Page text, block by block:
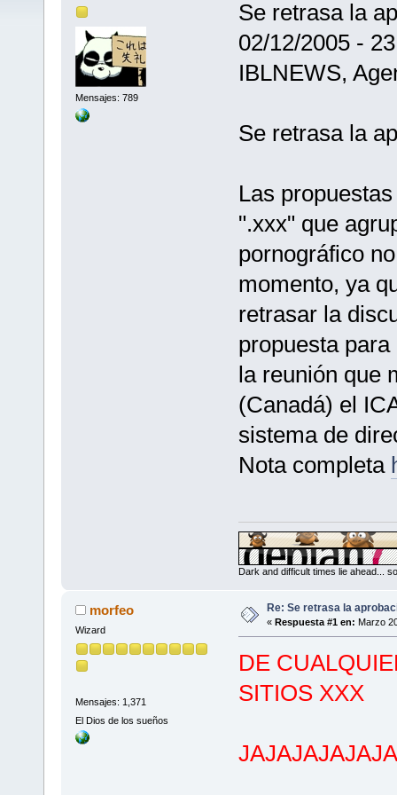
Mensajes: 789
Se retrasa la
02/12/2005 -
IBLNEWS,
Se retrasa la
Las
".xxx" que
pornográfico
momento, ya
retrasar la
propuesta
la reunión que
(Canadá) el
sistema de
Nota completa
Dark and difficult times lie ahead...
morfeo
Wizard
Mensajes: 1,371
El Dios de los sueños
Re: Se retrasa la
« Respuesta #1 en: Marzo
DE
SITIOS XXX
JAJAJAJAJAJA